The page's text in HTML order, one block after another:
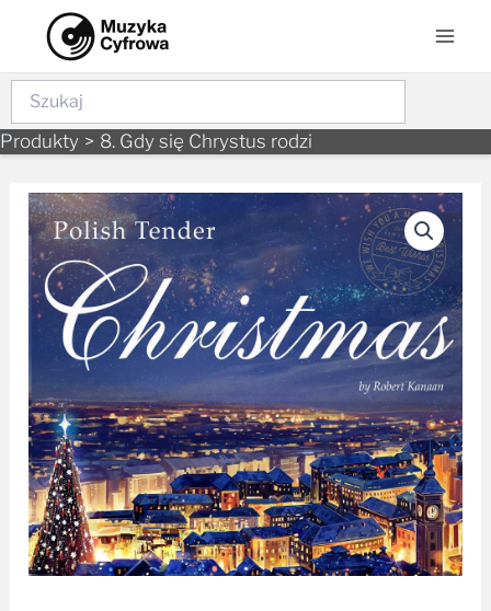
content
Szukaj
Produkty 8. Gdy się Chrystus rodzi